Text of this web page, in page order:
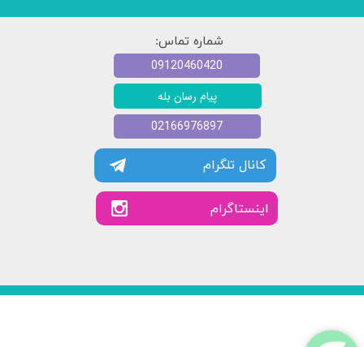
شماره تماس:
کانال تلگرام
​​اینستاگرام
پیام رسان بله
09120460420
02166976897